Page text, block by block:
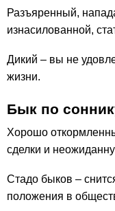
Разъяренный,
изнасилованной,
Дикий – вы не
жизни.
Бык по
Хорошо
сделки и
Стадо быков –
положения в